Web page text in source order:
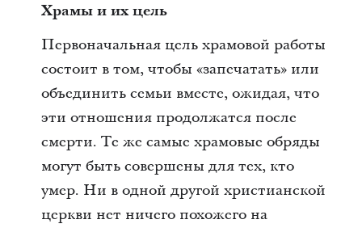
Храмы и их цель
Первоначальная цель храмовой работы
состоит в том, чтобы «запечатать» или
объединить семьи вместе, ожидая, что
эти отношения продолжатся после
смерти. Те же самые храмовые обряды
могут быть совершены для тех, кто
умер. Ни в одной другой христианской
церкви нет ничего похожего на